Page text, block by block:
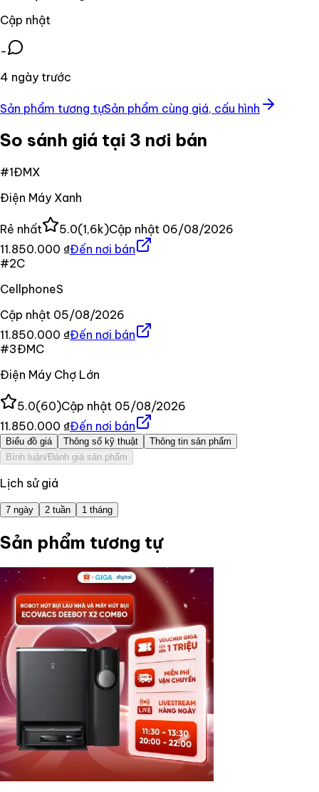
Cập nhật
-
4 ngày trước
Sản phẩm tương tựSản phẩm cùng giá, cấu hình
So sánh giá tại 3 nơi bán
#1ĐMX
Điện Máy Xanh
Rẻ nhất 5.0(1,6k)Cập nhật 06/08/2026
11.850.000 ₫Đến nơi bán
#2C
CellphoneS
Cập nhật 05/08/2026
11.850.000 ₫Đến nơi bán
#3ĐMC
Điện Máy Chợ Lớn
5.0(60)Cập nhật 05/08/2026
11.850.000 ₫Đến nơi bán
Biểu đồ giá Thông số kỹ thuật
Thông tin sản phẩm
Bình luận/Đánh giá sản phẩm
Lịch sử giá
7 ngày 2 tuần 1 tháng
Sản phẩm tương tự